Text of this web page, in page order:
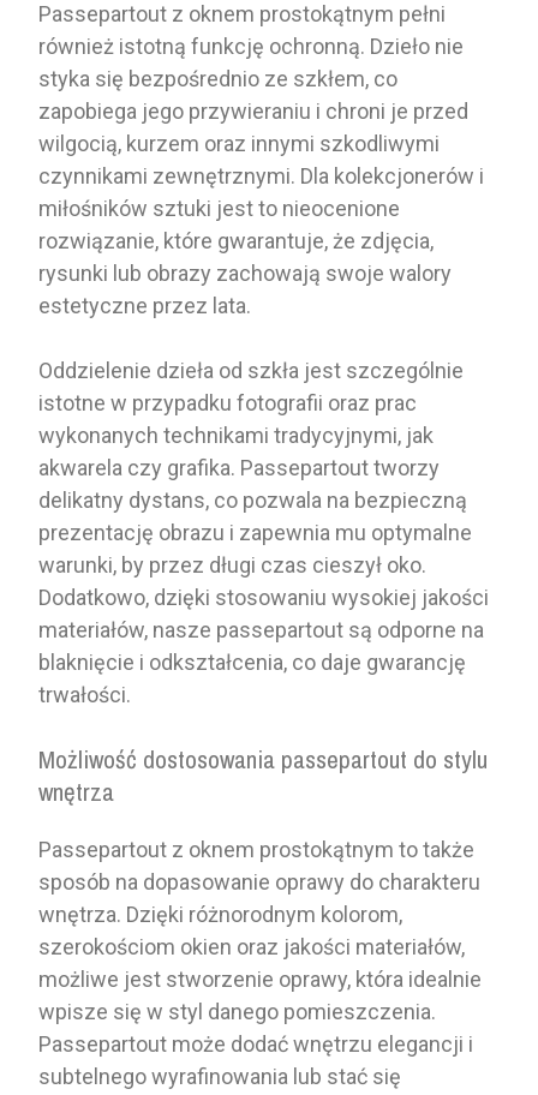
Passepartout z oknem prostokątnym pełni
również istotną funkcję ochronną. Dzieło nie
styka się bezpośrednio ze szkłem, co
zapobiega jego przywieraniu i chroni je przed
wilgocią, kurzem oraz innymi szkodliwymi
czynnikami zewnętrznymi. Dla kolekcjonerów i
miłośników sztuki jest to nieocenione
rozwiązanie, które gwarantuje, że zdjęcia,
rysunki lub obrazy zachowają swoje walory
estetyczne przez lata.
Oddzielenie dzieła od szkła jest szczególnie
istotne w przypadku fotografii oraz prac
wykonanych technikami tradycyjnymi, jak
akwarela czy grafika. Passepartout tworzy
delikatny dystans, co pozwala na bezpieczną
prezentację obrazu i zapewnia mu optymalne
warunki, by przez długi czas cieszył oko.
Dodatkowo, dzięki stosowaniu wysokiej jakości
materiałów, nasze passepartout są odporne na
blaknięcie i odkształcenia, co daje gwarancję
trwałości.
Możliwość dostosowania passepartout do stylu
wnętrza
Passepartout z oknem prostokątnym to także
sposób na dopasowanie oprawy do charakteru
wnętrza. Dzięki różnorodnym kolorom,
szerokościom okien oraz jakości materiałów,
możliwe jest stworzenie oprawy, która idealnie
wpisze się w styl danego pomieszczenia.
Passepartout może dodać wnętrzu elegancji i
subtelnego wyrafinowania lub stać się